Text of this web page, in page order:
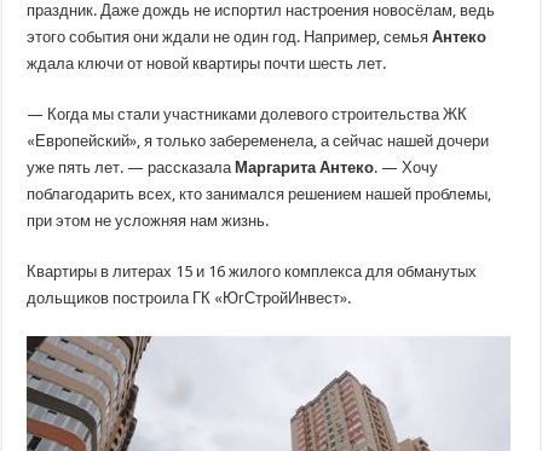
праздник. Даже дождь не испортил настроения новосёлам, ведь
этого события они ждали не один год. Например, семьяАнтеко
ждала ключи от новой квартиры почти шесть лет.
— Когда мыстали участниками долевого строительства ЖК
«Европейский», я только забеременела, а сейчас нашей дочери
уже пять лет. — рассказала Маргарита Антеко. — Хочу
поблагодарить всех, кто занимался решением нашей проблемы,
при этом не усложняя нам жизнь.
Квартиры в литерах 15 и 16 жилого комплекса для обманутых
дольщиков построила ГК «ЮгСтройИнвест».